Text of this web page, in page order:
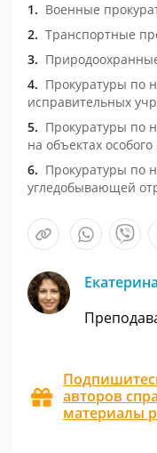
Военные
Транспортные
Прокуратуры по
исправительных
Прокуратуры по
на объектах
Прокуратуры по
угледобывающей
авторов
материалы